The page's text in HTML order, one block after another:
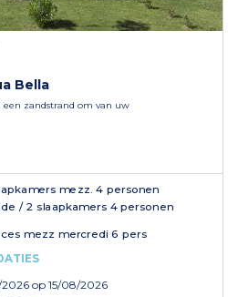
Bella
zandstrand om van uw
mezz. 4 personen
/ 2 slaapkamers 4 personen
mezz mercredi 6 pers
op 15/08/2026